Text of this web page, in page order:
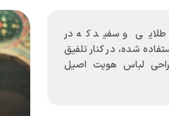
طلایی و سفید که در
شده، در کنار تلفیق
لباس هویت اصیل